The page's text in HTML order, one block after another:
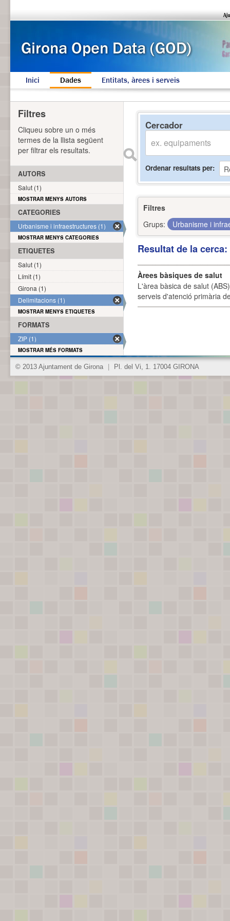
Inici Dades Entitats, àrees i serveis
Cercador
Ordenar resultats per
Filtres
Grups:
Urbanisme i
Resultat de la
Àrees bàsiques de salut
L'àrea bàsica de salut
serveis d'atenció primària
Filtres
Cliqueu sobre un o més
termes de la llista següent
per filtrar els resultats.
AUTORS
Salut (1)
MOSTRAR MENYS AUTORS
CATEGORIES
Urbanisme i infraestructures (1)
MOSTRAR MENYS CATEGORIES
ETIQUETES
Salut (1)
Límit (1)
Girona (1)
Delimitacions (1)
MOSTRAR MENYS ETIQUETES
FORMATS
ZIP (1)
MOSTRAR MÉS FORMATS
© 2013 Ajuntament de Girona Pl. del Vi, 1. 17004 GIRONA